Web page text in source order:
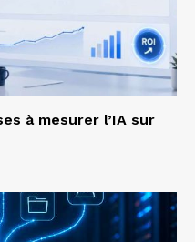
à mesurer l’IA sur